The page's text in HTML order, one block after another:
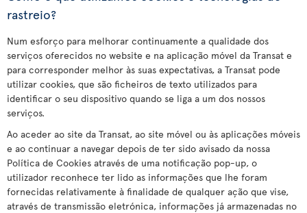
rastreio?
Num esforço para melhorar continuamente a qualidade dos
serviços oferecidos no website e na aplicação móvel da Transat e
para corresponder melhor às suas expectativas, a Transat pode
utilizar cookies, que são ficheiros de texto utilizados para
identificar o seu dispositivo quando se liga a um dos nossos
serviços.
Ao aceder ao site da Transat, ao site móvel ou às aplicações móveis
e ao continuar a navegar depois de ter sido avisado da nossa
Política de Cookies através de uma notificação pop-up, o
utilizador reconhece ter lido as informações que lhe foram
fornecidas relativamente à finalidade de qualquer ação que vise,
através de transmissão eletrónica, informações já armazenadas no